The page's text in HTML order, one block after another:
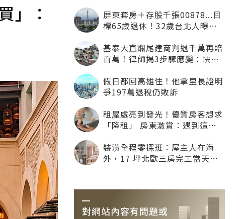
」：
屏東套房＋存股千張00878...目
標65歲退休！32歲台北人曝：
基泰大直爛尾建商判退千萬再賠
百萬！律師揭3步驟應變：快通
假日都回高雄住！他拿里長證明
爭197萬退稅仍敗訴
租屋處亮到發光！優質房客想求
「降租」 房東激賞：遇到這種
裝潢全程零探班：屋主人在海
外，17 坪北歐三房完工當天才